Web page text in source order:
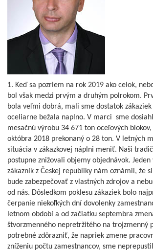
1. Keď sa pozriem na rok 2019 ako celok,
bol však medzi prvým a druhým polrokom.
bola veľmi dobrá, mali sme dostatok zákaziek
oceliarne bežala naplno. V marci sme
mesačnú výrobu 34 671 ton oceľových
októbra 2018 prekonaný o 28 ton. V letných
situácia v zákazkovej náplni meniť. Naši
postupne znižovali objemy objednávok. Jeden
zákazník z Českej republiky nám oznámil, že
bude zabezpečovať z vlastných zdrojov a
od nás. Dôsledkom poklesu zákaziek bolo
čerpanie niekoľkých dní dovolenky
letnom období a od začiatku septembra
štvorzmenného nepretržitého na trojzmenný
potrebné zdôrazniť, že napriek zmene
zníženiu počtu zamestnancov, sme